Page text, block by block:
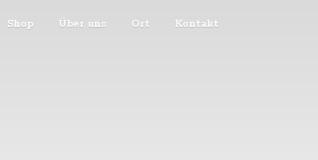
Shop Über uns Ort Kontakt